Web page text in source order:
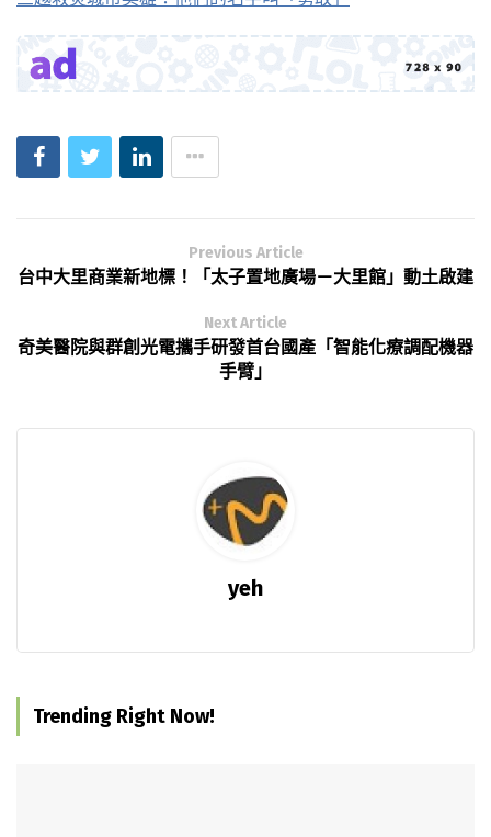
Previous Article
台中大里商業新地標！「太子置地廣場－大里館」動土啟建
Next Article
奇美醫院與群創光電攜手研發首台國產「智能化療調配機器
手臂」
yeh
Trending Right Now!